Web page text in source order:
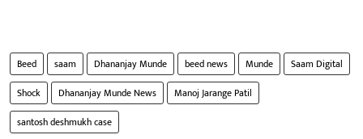
Beed saam Dhananjay Munde beed news Munde
Saam Digital
Shock
Dhananjay Munde News
Manoj Jarange Patil
santosh deshmukh case